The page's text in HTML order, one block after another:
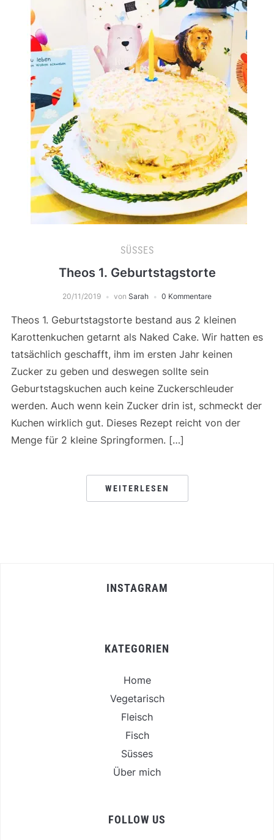
SÜSSES
Theos 1. Geburtstagstorte
20/11/2019 von Sarah 0 Kommentare
Theos 1. Geburtstagstorte bestand aus 2 kleinen
Karottenkuchen getarnt als Naked Cake. Wir hatten es
tatsächlich geschafft, ihm im ersten Jahr keinen
Zucker zu geben und deswegen sollte sein
Geburtstagskuchen auch keine Zuckerschleuder
werden. Auch wenn kein Zucker drin ist, schmeckt der
Kuchen wirklich gut. Dieses Rezept reicht von der
Menge für 2 kleine Springformen. […]
WEITERLESEN
INSTAGRAM
KATEGORIEN
Home
Vegetarisch
Fleisch
Fisch
Süsses
Über mich
FOLLOW US